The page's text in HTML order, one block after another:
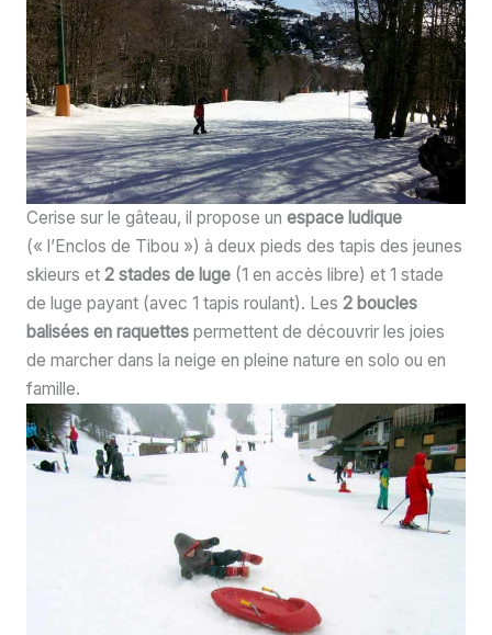
Cerise sur le gâteau, il propose un espace ludique
(« l’Enclos de Tibou ») à deux pieds des tapis des jeunes
skieurs et 2 stades de luge(1 en accès libre) et 1 stade
de luge payant (avec 1 tapis roulant). Les 2 boucles
balisées en raquettespermettent de découvrir les joies
de marcher dans la neige en pleine nature en solo ou en
famille.